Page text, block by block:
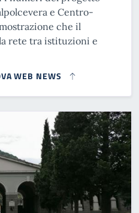
e Centro-
che il
rete tra istituzioni e
WEB NEWS